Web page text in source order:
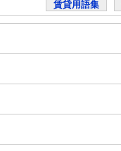
賃貸用語集